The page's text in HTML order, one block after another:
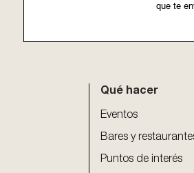
que te
Qué hacer
Eventos
Bares y
Puntos de interés